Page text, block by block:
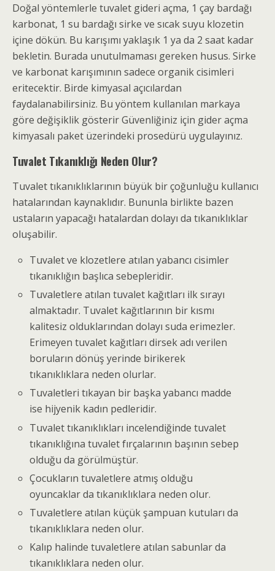
Doğal yöntemlerle tuvalet gideri açma, 1 çay bardağı
karbonat, 1 su bardağı sirke ve sıcak suyu klozetin
içine dökün. Bu karışımı yaklaşık 1 ya da 2 saat kadar
bekletin. Burada unutulmaması gereken husus. Sirke
ve karbonat karışımının sadece organik cisimleri
eritecektir. Birde kimyasal açıcılardan
faydalanabilirsiniz. Bu yöntem kullanılan markaya
göre değişiklik gösterirGüvenliğiniz için gider açma
kimyasalı paket üzerindeki prosedürü uygulayınız.
Tuvalet Tıkanıklığı Neden Olur?
Tuvalet tıkanıklıklarının büyük bir çoğunluğu kullanıcı
hatalarından kaynaklıdır. Bununla birlikte bazen
ustaların yapacağı hatalardan dolayı da tıkanıklıklar
oluşabilir.
Tuvalet ve klozetlere atılan yabancı cisimler
tıkanıklığın başlıca sebepleridir.
Tuvaletlere atılan tuvalet kağıtları ilk sırayı
almaktadır. Tuvalet kağıtlarının bir kısmı
kalitesiz olduklarından dolayı suda erimezler.
Erimeyen tuvalet kağıtları dirsek adı verilen
boruların dönüş yerinde birikerek
tıkanıklıklara neden olurlar.
Tuvaletleri tıkayan bir başka yabancı madde
ise hijyenik kadın pedleridir.
Tuvalet tıkanıklıkları incelendiğinde tuvalet
tıkanıklığına tuvalet fırçalarının başının sebep
olduğu da görülmüştür.
Çocukların tuvaletlere atmış olduğu
oyuncaklar da tıkanıklıklara neden olur.
Tuvaletlere atılan küçük şampuan kutuları da
tıkanıklıklara neden olur.
Kalıp halinde tuvaletlere atılan sabunlar da
tıkanıklıklara neden olur.